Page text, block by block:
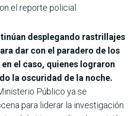
el reporte policial.
desplegando rastrillajes
dar con el paradero de los
el caso, quienes lograron
la oscuridad de la noche.
Público ya se
para liderar la investigación